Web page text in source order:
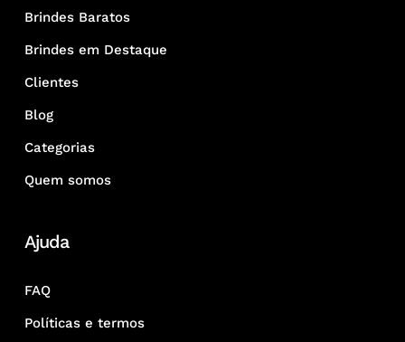
Brindes Baratos
Brindes em Destaque
Clientes
Blog
Categorias
Quem somos
Ajuda
FAQ
Políticas e termos